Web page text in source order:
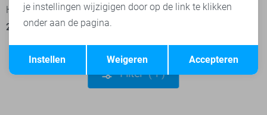
Hypedrop Blouse
20,00 49,99
Hypedrop Gilet
Filter 1
Terug Opslaan
je instellingen wijzigigen door op de link te klikken
onder aan de pagina.
Accepteren
Weigeren
Instellen